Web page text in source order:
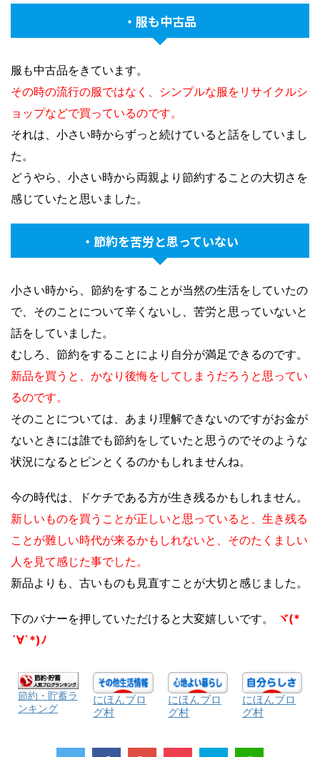
・服も中古品
服も中古品をきています。
その時の流行の服ではなく、シンプルな服をリサイクルシ
ョップなどで買っているのです。
それは、小さい時からずっと続けていると話をしていまし
た。
どうやら、小さい時から両親より節約することの大切さを
感じていたと思いました。
・節約を苦労と思っていない
小さい時から、節約をすることが当然の生活をしていたの
で、そのことについて辛くないし、苦労と思っていないと
話をしていました。
むしろ、節約をすることにより自分が満足できるのです。
新品を買うと、かなり後悔をしてしまうだろうと思ってい
るのです。
そのことについては、あまり理解できないのですがお金が
ないときには誰でも節約をしていたと思うのでそのような
状況になるとピンとくるのかもしれませんね。
今の時代は、ドケチである方が生き残るかもしれません。
新しいものを買うことが正しいと思っていると、生き残る
ことが難しい時代が来るかもしれないと、そのたくましい
人を見て感じた事でした。
新品よりも、古いものも見直すことが大切と感じました。
下のバナーを押していただけると大変嬉しいです。
ヾ(*
´∀`*)ﾉ
節約・貯蓄ラ
ンキング
にほんブロ
グ村
にほんブロ
グ村
にほんブロ
グ村